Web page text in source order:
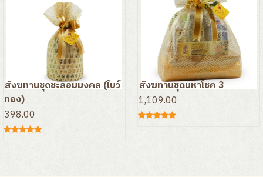
สังฆทานชุดชะลอมมงคล (โบว์
ทอง)
398.00
สังฆทานชุดมหาโชค 3
1,109.00